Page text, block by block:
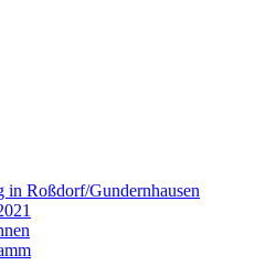
in Roßdorf/Gundernhausen